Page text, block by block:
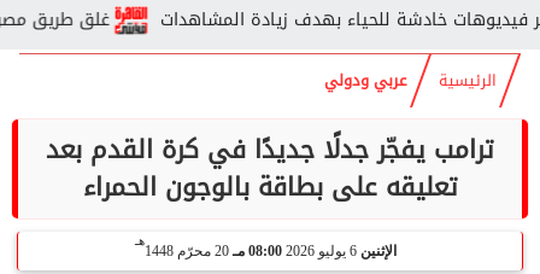
غلق طريق مصر أسوان الزراعي الغربي 4 خادشة للحياء بهدف زيادة المشاهدات
الرئيسية عربي ودولي
ترامب يفجّر جدلًا جديدًا في كرة القدم بعد
تعليقه على بطاقة بالوجون الحمراء
الإثنين 6 يوليو 2026 08:00 مـ 20 محرّم 1448
هـ